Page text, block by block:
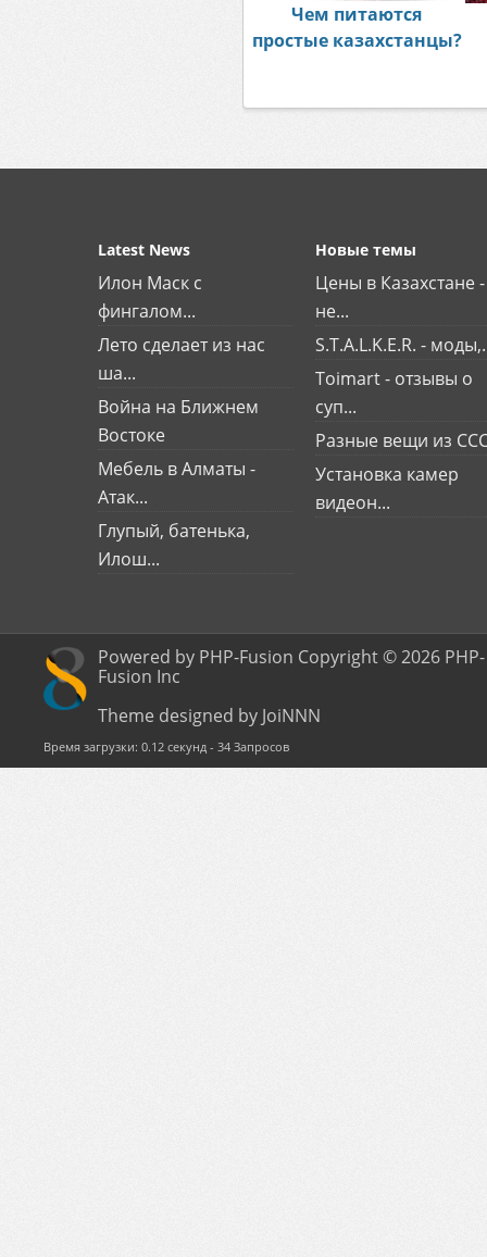
Чем питаются
простые казахстанцы?
Latest News
Илон Маск с
фингалом...
Лето сделает из нас
ша...
Война на Ближнем
Востоке
Мебель в Алматы -
Атак...
Глупый, батенька,
Илош...
Новые темы
Цены в Казахстане -
не...
S.T.A.L.K.E.R. -
Toimart - отзывы о
суп...
Разные вещи из
Установка камер
видеон...
Powered by PHP-Fusion Copyright © 2026 PHP-
Fusion Inc
Theme designed by JoiNNN
Время загрузки: 0.12 секунд - 34 Запросов